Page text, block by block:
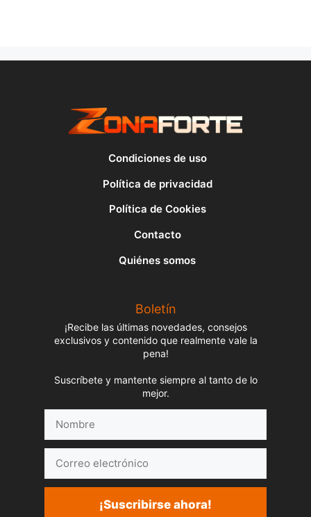
Condiciones de uso
Política de privacidad
Política de Cookies
Contacto
Quiénes somos
Boletín
¡Recibe las últimas novedades, consejos
exclusivos y contenido que realmente vale la
pena!
Suscríbete y mantente siempre al tanto de lo
mejor.
electrónico
¡Suscribirse ahora!